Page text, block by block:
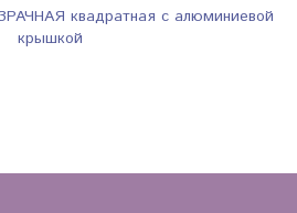
квадратная с алюминиевой
крышкой